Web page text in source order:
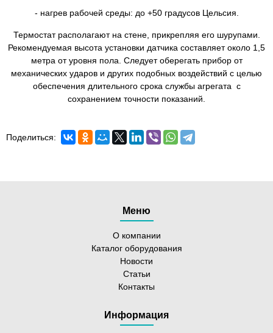
- нагрев рабочей среды: до +50 градусов Цельсия.
Термостат располагают на стене, прикрепляя его шурупами.
Рекомендуемая высота установки датчика составляет около 1,5
метра от уровня пола. Следует оберегать прибор от
механических ударов и других подобных воздействий с целью
обеспечения длительного срока службы агрегата с
сохранением точности показаний.
Поделиться:
Меню
О компании
Каталог оборудования
Новости
Статьи
Контакты
Информация